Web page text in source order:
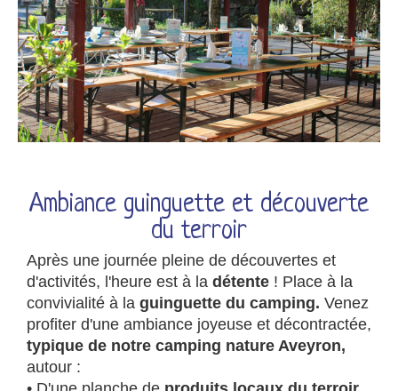
Ambiance guinguette et découverte
du terroir
Après une journée pleine de découvertes et
d'activités, l'heure est à la détente ! Place à la
convivialité à la guinguette du camping. Venez
profiter d'une ambiance joyeuse et décontractée,
typique de notre camping nature Aveyron,
autour :